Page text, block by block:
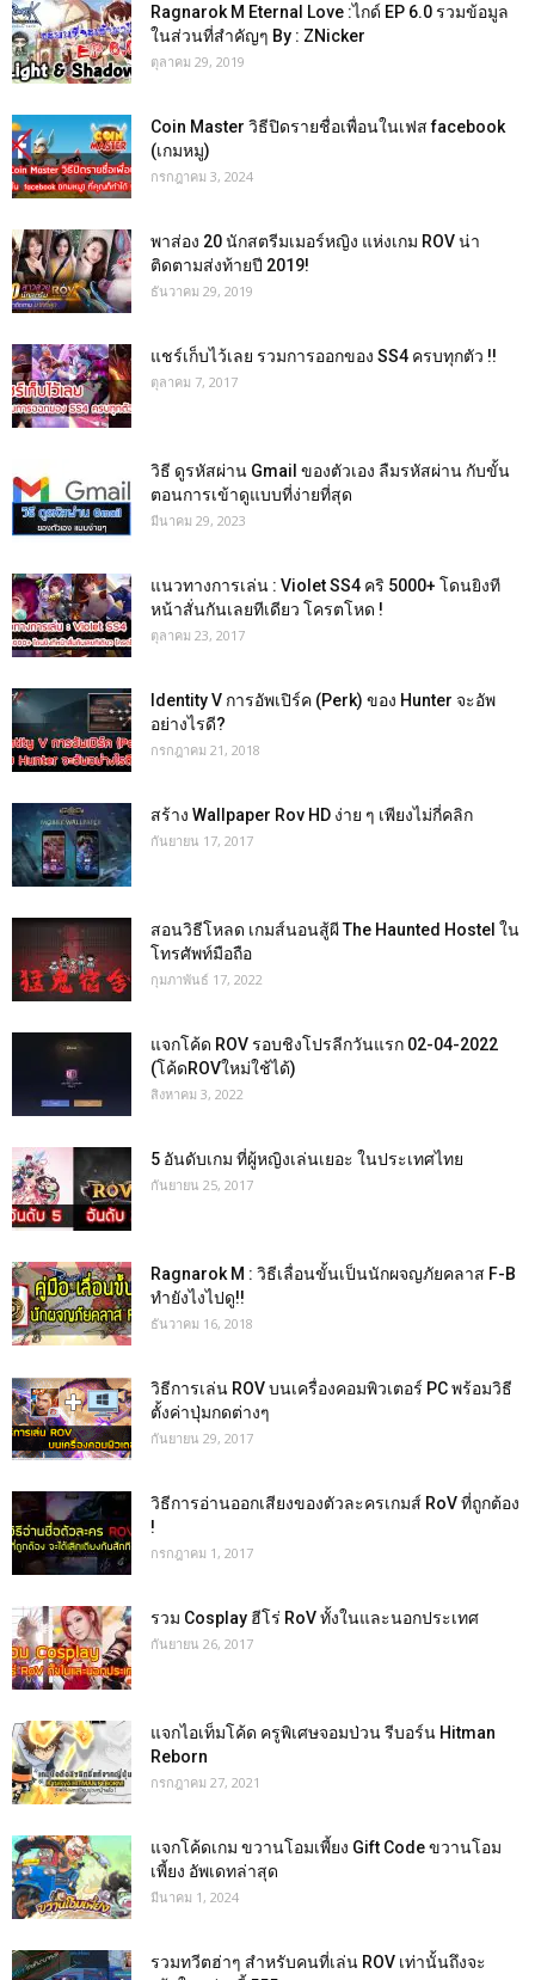
Ragnarok M Eternal Love :ไกด์ EP 6.0 รวมข้อมูล
ในส่วนที่สำคัญๆ By : ZNicker
ตุลาคม 29, 2019
Coin Master วิธีปิดรายชื่อเพื่อนในเฟส facebook
(เกมหมู)
กรกฎาคม 3, 2024
พาส่อง 20 นักสตรีมเมอร์หญิง แห่งเกม ROV น่า
ติดตามส่งท้ายปี 2019!
ธันวาคม 29, 2019
แชร์เก็บไว้เลย รวมการออกของ SS4 ครบทุกตัว !!
ตุลาคม 7, 2017
วิธี ดูรหัสผ่าน Gmail ของตัวเอง ลืมรหัสผ่าน กับขั้น
ตอนการเข้าดูแบบที่ง่ายที่สุด
มีนาคม 29, 2023
แนวทางการเล่น : Violet SS4 คริ 5000+ โดนยิงที
หน้าสั่นกันเลยทีเดียว โครตโหด !
ตุลาคม 23, 2017
Identity V การอัพเปิร์ค (Perk) ของ Hunter จะอัพ
อย่างไรดี?
กรกฎาคม 21, 2018
สร้าง Wallpaper Rov HD ง่าย ๆ เพียงไม่กี่คลิก
กันยายน 17, 2017
สอนวิธีโหลด เกมส์นอนสู้ผี The Haunted Hostel ใน
โทรศัพท์มือถือ
กุมภาพันธ์ 17, 2022
แจกโค้ด ROV รอบชิงโปรลีกวันแรก 02-04-2022
(โค้ดROVใหม่ใช้ได้)
สิงหาคม 3, 2022
5 อันดับเกม ที่ผู้หญิงเล่นเยอะ ในประเทศไทย
กันยายน 25, 2017
Ragnarok M : วิธีเลื่อนขั้นเป็นนักผจญภัยคลาส F-B
ทำยังไงไปดู!!
ธันวาคม 16, 2018
วิธีการเล่น ROV บนเครื่องคอมพิวเตอร์ PC พร้อมวิธี
ตั้งค่าปุ่มกดต่างๆ
กันยายน 29, 2017
วิธีการอ่านออกเสียงของตัวละครเกมส์ RoV ที่ถูกต้อง
!
กรกฎาคม 1, 2017
รวม Cosplay ฮีโร่ RoV ทั้งในและนอกประเทศ
กันยายน 26, 2017
แจกไอเท็มโค้ด ครูพิเศษจอมป่วน รีบอร์น Hitman
Reborn
กรกฎาคม 27, 2021
แจกโค้ดเกม ขวานโอมเพี้ยง Gift Code ขวานโอม
เพี้ยง อัพเดทล่าสุด
มีนาคม 1, 2024
รวมทวีตฮ่าๆ สำหรับคนที่เล่น ROV เท่านั้นถึงจะ